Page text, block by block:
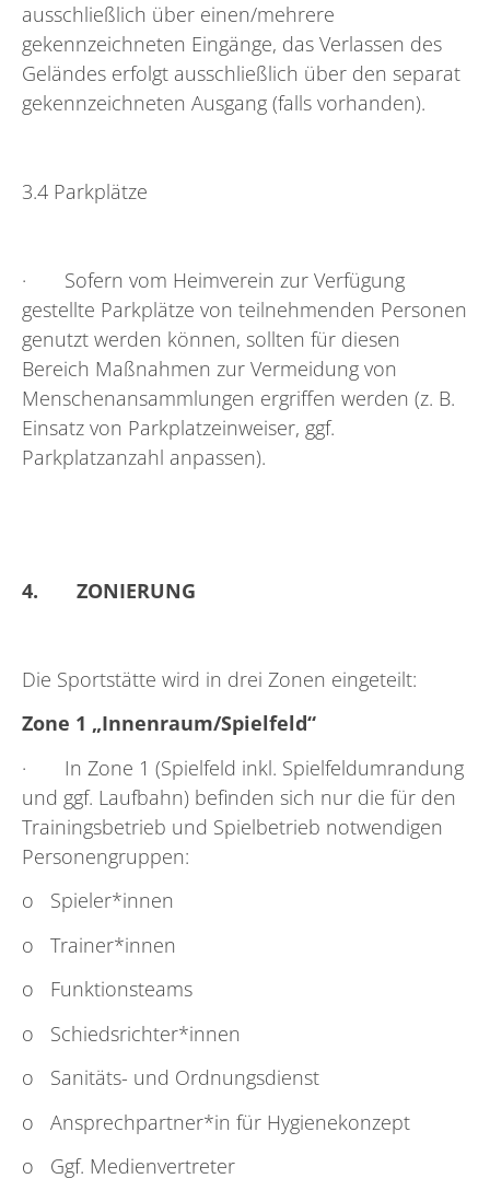
ausschließlich über einen/mehrere
gekennzeichneten Eingänge, das Verlassen des
Geländes erfolgt ausschließlich über den separat
gekennzeichneten Ausgang (falls vorhanden).
3.4 Parkplätze
· Sofern vom Heimverein zur Verfügung
gestellte Parkplätze von teilnehmenden Personen
genutzt werden können, sollten für diesen
Bereich Maßnahmen zur Vermeidung von
Menschenansammlungen ergriffen werden (z. B.
Einsatz von Parkplatzeinweiser, ggf.
Parkplatzanzahl anpassen).
4. ZONIERUNG
Die Sportstätte wird in drei Zonen eingeteilt:
Zone 1 „Innenraum/Spielfeld“
· In Zone 1 (Spielfeld inkl. Spielfeldumrandung
und ggf. Laufbahn) befinden sich nur die für den
Trainingsbetrieb und Spielbetrieb notwendigen
Personengruppen:
o Spieler*innen
o Trainer*innen
o Funktionsteams
o Schiedsrichter*innen
o Sanitäts- und Ordnungsdienst
o Ansprechpartner*in für Hygienekonzept
o Ggf. Medienvertreter